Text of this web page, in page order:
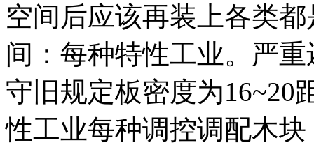
空间后应该再装上各类
间：每种特性工业。严
守旧规定板密度为16~20
性工业每种调控调配木